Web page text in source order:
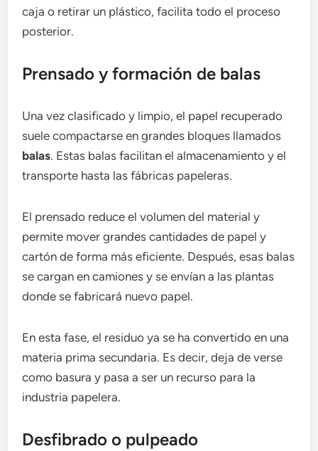
caja o retirar un plástico, facilita todo el proceso
posterior.
Prensado y formación de balas
Una vez clasificado y limpio, el papel recuperado
suele compactarse en grandes bloques llamados
balas. Estas balas facilitan el almacenamiento y el
transporte hasta las fábricas papeleras.
El prensado reduce el volumen del material y
permite mover grandes cantidades de papel y
cartón de forma más eficiente. Después, esas balas
se cargan en camiones y se envían a las plantas
donde se fabricará nuevo papel.
En esta fase, el residuo ya se ha convertido en una
materia prima secundaria. Es decir, deja de verse
como basura y pasa a ser un recurso para la
industria papelera.
Desfibrado o pulpeado